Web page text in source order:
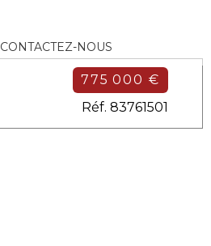
CONTACTEZ-NOUS
775 000 €
Réf. 83761501